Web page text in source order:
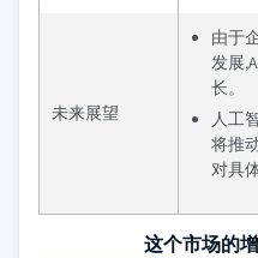
未来展望
由于
发展
长。
人工
将推
对具
这个市场的